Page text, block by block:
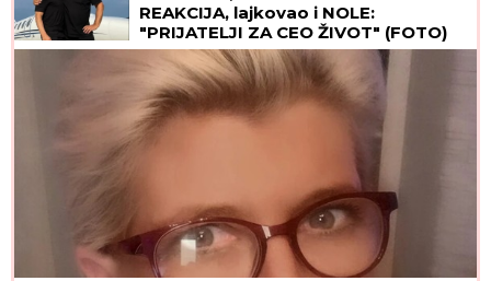
REAKCIJA, lajkovao i NOLE:
"PRIJATELJI ZA CEO ŽIVOT" (FOTO)